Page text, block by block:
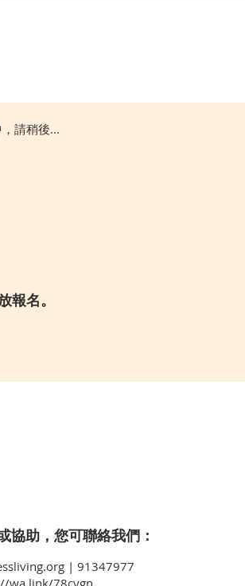
請稍後...
報名。
協助，您可聯絡我們：
| 91347977
wa.link/78cygn